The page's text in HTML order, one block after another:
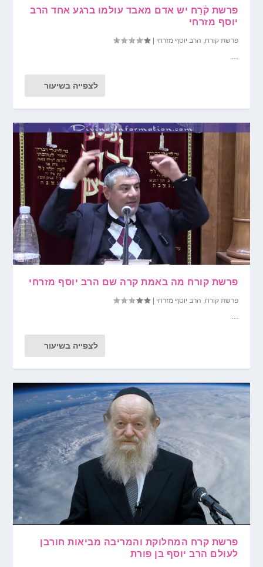
פרשת קֹ֔רַח יש אדם מאבד עולמו ברגע אחד הרב
יוסף מזרחי
פרשת קורח, הרב יוסף מזרחי |
...
לצפייה בשיעור
פרשת קורח מה באמת קרה שם הרב יוסף מזרחי
פרשת קורח, הרב יוסף מזרחי |
לצפייה בשיעור
פרשת קרח המחלוקת והמריבה מביאות חורבן
לעולם הרב יוסף בן פורת